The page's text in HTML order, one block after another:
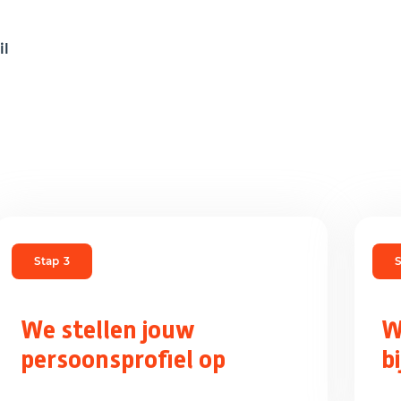
Stap 3
We stellen jouw
persoonsprofiel op